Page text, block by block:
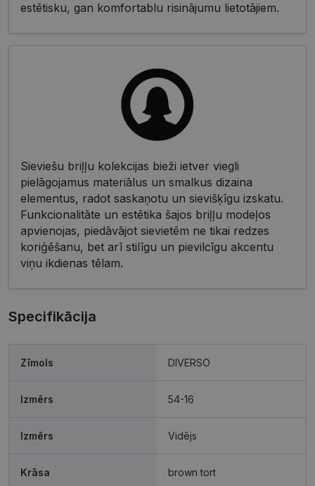
estētisku, gan komfortablu risinājumu lietotājiem.
Sieviešu briļļu kolekcijas bieži ietver viegli
pielāgojamus materiālus un smalkus dizaina
elementus, radot saskaņotu un sievišķīgu izskatu.
Funkcionalitāte un estētika šajos briļļu modeļos
apvienojas, piedāvājot sievietēm ne tikai redzes
koriģēšanu, bet arī stilīgu un pievilcīgu akcentu
viņu ikdienas tēlam.
Specifikācija
Zīmols DIVERSO
Izmērs 54-16
Izmērs Vidējs
Krāsa brown tort